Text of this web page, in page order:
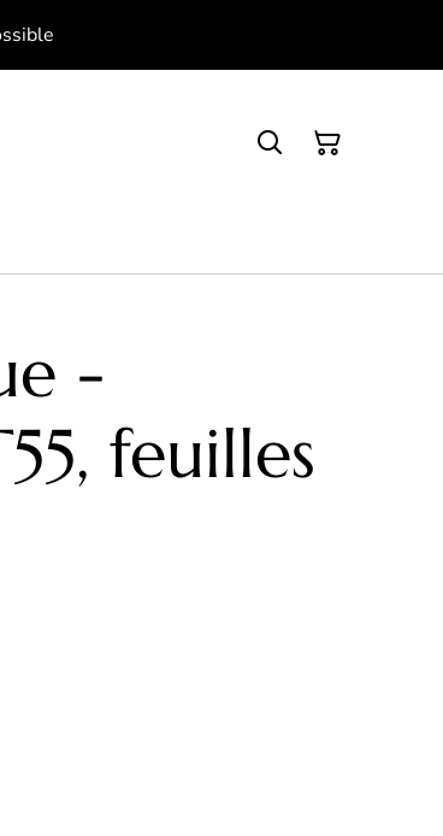
-
feuilles